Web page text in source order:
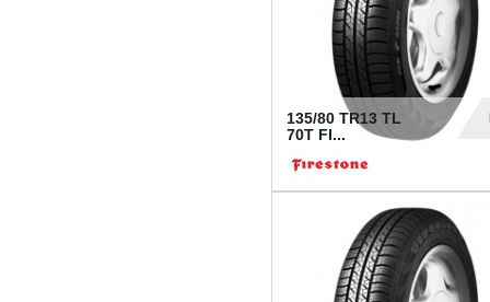
135/80 TR13 TL
70T FI...